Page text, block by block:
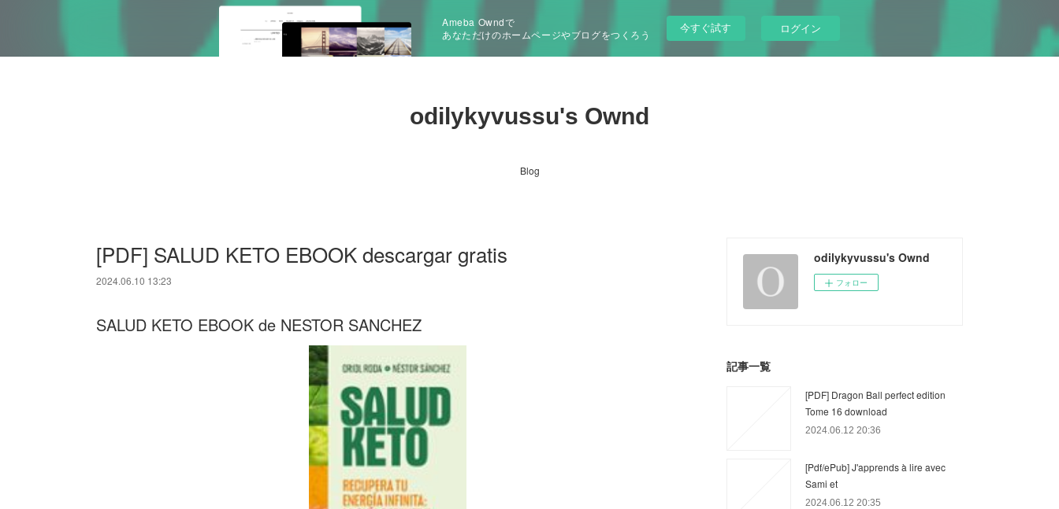
Ameba Owndで
あなただけのホームページやブログをつくろう
今すぐ試す ログイン
odilykyvussu's Ownd
Blog
[PDF] SALUD KETO EBOOK descargar gratis
2024.06.10 13:23
SALUD KETO EBOOK de NESTOR SANCHEZ
odilykyvussu's Ownd
フォロー
記事一覧
[PDF] Dragon Ball perfect edition
Tome 16 download
2024.06.12 20:36
[Pdf/ePub] J'apprends à lire avec
Sami et
2024.06.12 20:35